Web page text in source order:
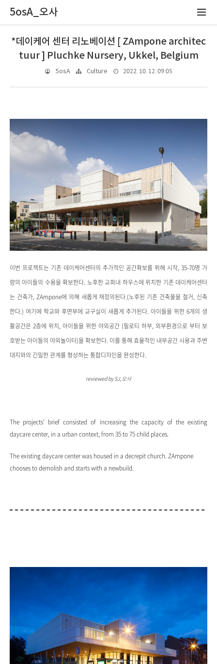
5osA_오사
*데이케어 센터 리노베이션 [ ZAmpone architec
tuur ] Pluchke Nursery, Ukkel, Belgium
5osA Culture 2022. 10. 12. 09:05
이번 프로젝트는 기존 데이케어센터의 추가적인 공간확보를 위해 시작, 35-70명 가
량의 아이들의 수용을 확보한다. 노후한 교회내 하우스에 위치한 기존 데이케어센터
는 건축가, ZAmpone에 의해 새롭게 재정의된다.(노후된 기존 건축물을 철거, 신축
한다.) 여기에 학교와 후면부에 교구실이 새롭게 추가된다. 아이들을 위한 6개의 생
활공간은 2층에 위치, 아이들을 위한 야외공간 (필로티 하부, 외부환경으로 부터 보
호받는 아이들의 야외놀이터)을 확보한다. 이를 통해 효율적인 내부공간 사용과 주변
대지와의 긴밀한 관계를 형성하는 통합디자인을 완성한다.
reviewed by SJ,오사
The projects’ brief consisted of increasing the capacity of the existing
daycare center, in a urban context, from 35 to 75 child places.
The existing daycare center was housed in a decrepit church. ZAmpone
chooses to demolish and starts with a newbuild.